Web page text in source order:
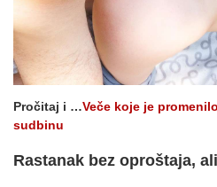
Pročitaj i …Veče koje je
sudbinu
Rastanak bez oproštaja,